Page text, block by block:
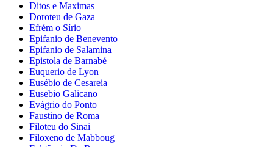
Ditos e Maximas
Doroteu de Gaza
Efrém o Sírio
Epifanio de Benevento
Epifanio de Salamina
Epistola de Barnabé
Euquerio de Lyon
Eusébio de Cesareia
Eusebio Galicano
Evágrio do Ponto
Faustino de Roma
Filoteu do Sinai
Filoxeno de Mabboug